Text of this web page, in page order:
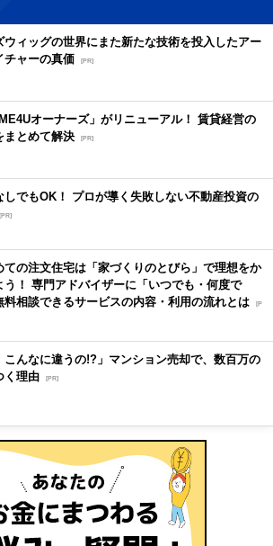
ウィッグの世界にまた新たな技術を投入したアー
チャーの真価 [PR]
オーナーズ」がリニューアル！ 賃貸経営の
まとめて解決 [PR]
しでもOK！ プロが導く失敗しない不動産投資の
ての注文住宅は「家づくりのとびら」で理想をか
う！ 専門アドバイザーに「いつでも・何度で
料相談できるサービスの内容・利用の流れとは [P
こんなに違うの!?」マンション売却で、数百万の
く理由 [PR]